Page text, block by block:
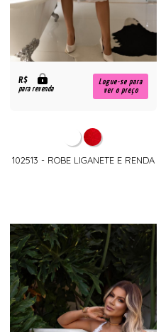
R$
para revenda
Logue-se para
ver o preço
102513 - ROBE LIGANETE E RENDA